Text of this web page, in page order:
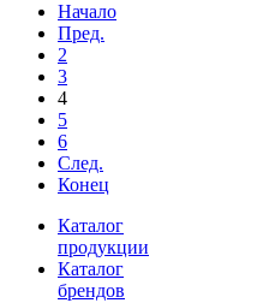
Начало
Пред.
2
3
4
5
6
След.
Конец
Каталог
продукции
Каталог
брендов